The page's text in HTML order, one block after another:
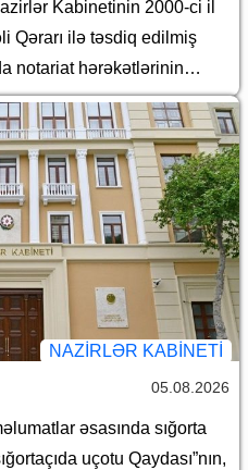
Kabinetinin 2000-ci il
Qərarı ilə təsdiq edilmiş
notariat hərəkətlərinin
Təlimat”da dəyişiklik
NAZIRLƏR KABINETI
05.08.2026
əsasında sığorta
uçotu Qaydası”nın,